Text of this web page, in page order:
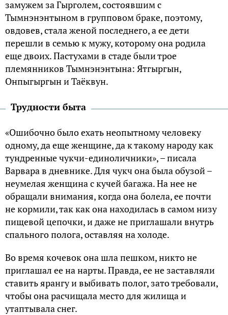
замужем за Гырголем, состоявшим с
Тымнэнэнтыном в групповом браке, поэтому,
овдовев, стала женой последнего, а ее дети
перешли в семью к мужу, которому она родила
еще двоих. Пастухами в стаде были трое
племянников Тымнэнэнтына: Ятгыргын,
Онпыгыргын и Таёквун.
Трудности быта
«Ошибочно было ехать неопытному человеку
одному, да еще женщине, да к такому народу как
тундренные чукчи-единоличники», – писала
Варвара в дневнике. Для чукч она была обузой –
неумелая женщина с кучей багажа. На нее не
обращали внимания, когда она болела, ее почти
не кормили, так как она находилась в самом низу
пищевой цепочки, и даже не приглашали внутрь
спального полога, оставляя на холоде.
Во время кочевок она шла пешком, никто не
приглашал ее на нарты. Правда, ее не заставляли
ставить ярангу и выбивать полог, зато требовали,
чтобы она расчищала место для жилища и
утаптывала снег.